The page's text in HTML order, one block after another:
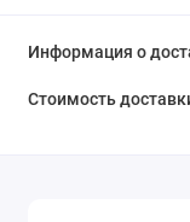
Информация о
Стоимость